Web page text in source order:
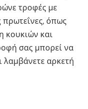
τροφές με
πρωτεΐνες, όπως
κουκιών και
σας μπορεί να
λαμβάνετε αρκετή